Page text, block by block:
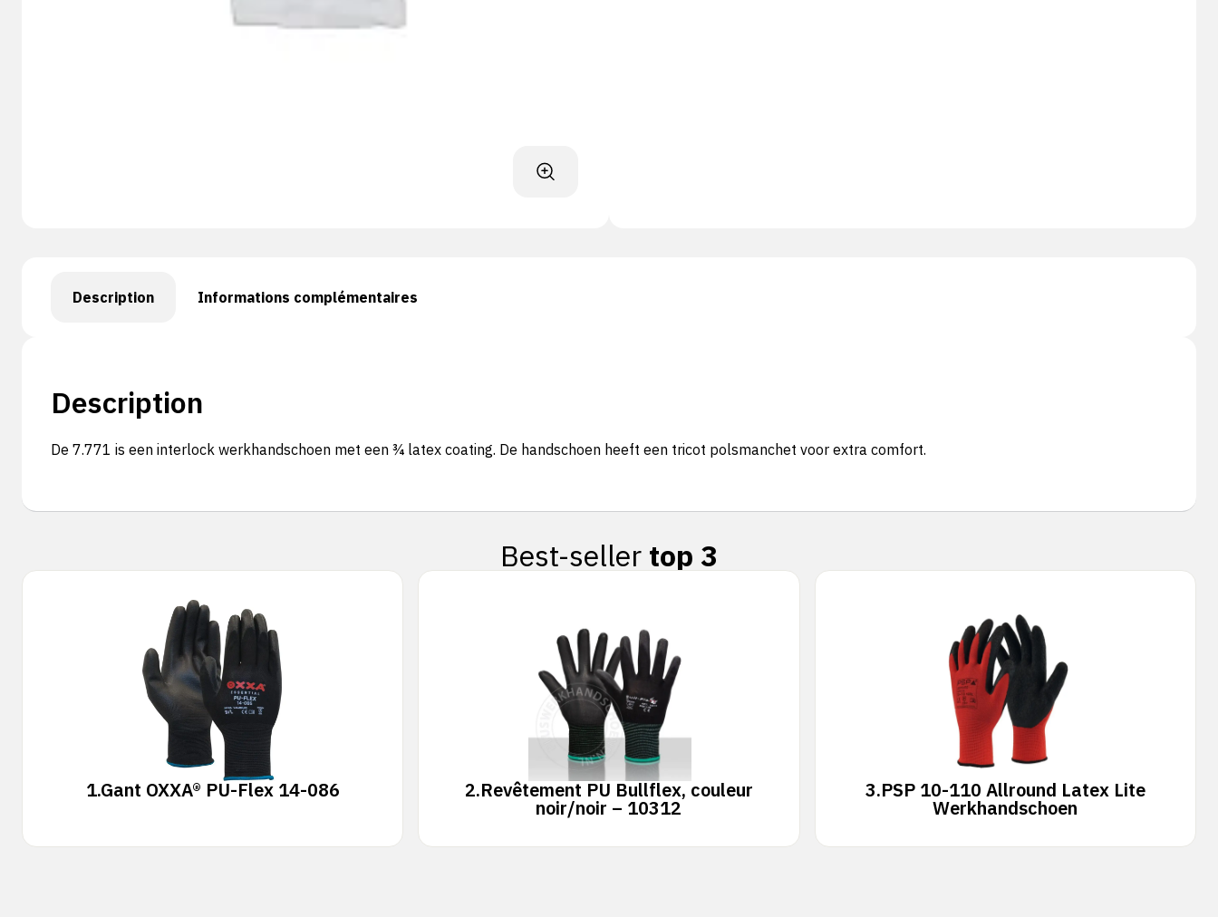
Description Informations complémentaires
Description
De 7.771 is een interlock werkhandschoen met een ¾ latex coating. De handschoen heeft een tricot polsmanchet voor extra comfort.
Best-seller top 3
1.Gant OXXA® PU-Flex 14-086 2.Revêtement PU Bullflex, couleur
noir/noir – 10312
3.PSP 10-110 Allround Latex Lite
Werkhandschoen